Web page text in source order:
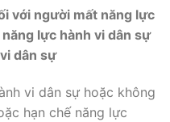
với người mất năng lực
lực hành vi dân sự
dân sự
vi dân sự hoặc không
hạn chế năng lực